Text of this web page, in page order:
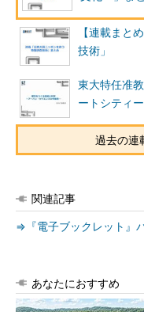
【連載まと
技術」
東大特任准
ートシティー
過去の連
関連記事
⇒『電子ブックレット』
あなたにおすすめ